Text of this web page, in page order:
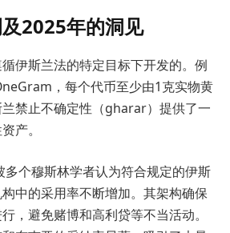
2025年的洞见
伊斯兰法的特定目标下开发的。例
，每个代币至少由1克实物黄
禁止不确定性（gharar）提供了一
产。
多个穆斯林学者认为符合规定的伊斯
中的采用率不断增加。其架构确保
，避免赌博和高利贷等不当活动。